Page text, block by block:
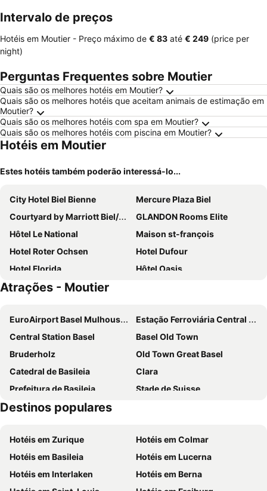
Intervalo de preços
Hotéis em Moutier - Preço máximo de ‎€ 83 até ‎€ 249 (price per
night)
Perguntas Frequentes sobre Moutier
Quais são os melhores hotéis em Moutier?
Quais são os melhores hotéis que aceitam animais de estimação em
Moutier?
Quais são os melhores hotéis com spa em Moutier?
Quais são os melhores hotéis com piscina em Moutier?
Hotéis em Moutier
Estes hotéis também poderão interessá-lo...
City Hotel Biel Bienne
Mercure Plaza Biel
Courtyard by Marriott Biel/Bienne
GLANDON Rooms Elite
Hôtel Le National
Maison st-françois
Hotel Roter Ochsen
Hotel Dufour
Hotel Florida
Hôtel Oasis
Hôtel du Midi
Baseltor
H4 Hotel Solothurn
Hotel Ambassador
Aare Lodge Attisholz Self Check-in
Drei Rosen
Hotel Rössli Luterbach
Metropol
Gästezimmer Plänke
Hotel Demi-Lune
Hotel Restaurant Le Petit Kohlberg
Atrações - Moutier
EuroAirport Basel Mulhouse Freiburg
Estação Ferroviária Central de Berna
Central Station Basel
Basel Old Town
Bruderholz
Old Town Great Basel
Catedral de Basileia
Clara
Prefeitura de Basileia
Stade de Suisse
aquabasilea
Baselworld
Basel Carnival
Old Town Little Basel
Congress Center Basel
Bümpliz
Sankt Jakob Park Stadium
Destinos populares
Hotéis em Zurique
Hotéis em Colmar
Hotéis em Basileia
Hotéis em Lucerna
Hotéis em Interlaken
Hotéis em Berna